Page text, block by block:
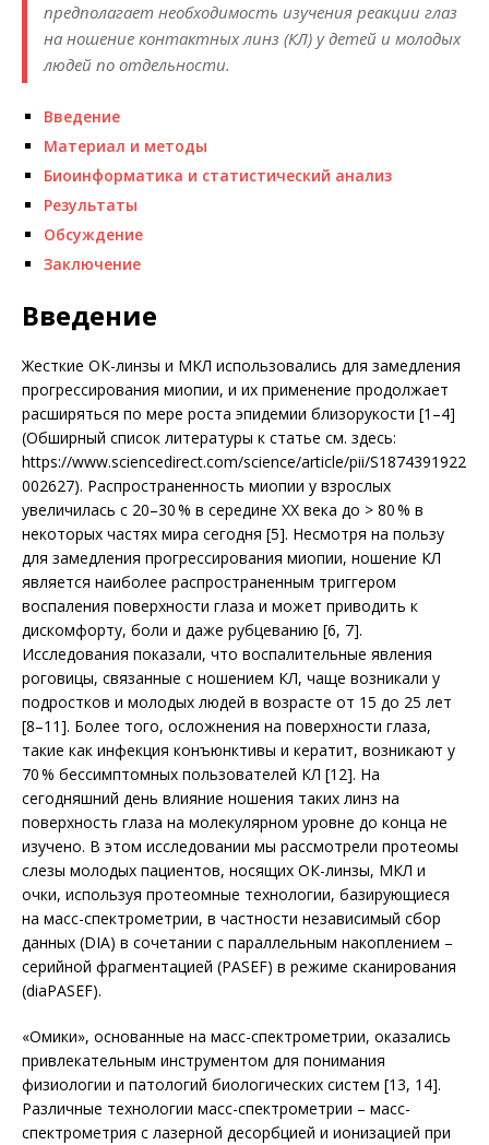
предполагает необходимость изучения реакции глаз
на ношение контактных линз (КЛ) у детей и молодых
людей по отдельности.
Введение
Материал и методы
Биоинформатика и статистический анализ
Результаты
Обсуждение
Заключение
Введение
Жесткие ОК-линзы и МКЛ использовались для замедления
прогрессирования миопии, и их применение продолжает
расширяться по мере роста эпидемии близорукости [1–4]
(Обширный список литературы к статье см. здесь:
https://www.sciencedirect.com/science/article/pii/S1874391922
002627). Распространенность миопии у взрослых
увеличилась с 20–30 % в середине XX века до > 80 % в
некоторых частях мира сегодня [5]. Несмотря на пользу
для замедления прогрессирования миопии, ношение КЛ
является наиболее распространенным триггером
воспаления поверхности глаза и может приводить к
дискомфорту, боли и даже рубцеванию [6, 7].
Исследования показали, что воспалительные явления
роговицы, связанные с ношением КЛ, чаще возникали у
подростков и молодых людей в возрасте от 15 до 25 лет
[8–11]. Более того, осложнения на поверхности глаза,
такие как инфекция конъюнктивы и кератит, возникают у
70 % бессимптомных пользователей КЛ [12]. На
сегодняшний день влияние ношения таких линз на
поверхность глаза на молекулярном уровне до конца не
изучено. В этом исследовании мы рассмотрели протеомы
слезы молодых пациентов, носящих ОК-линзы, МКЛ и
очки, используя протеомные технологии, базирующиеся
на масс-спектрометрии, в частности независимый сбор
данных (DIA) в сочетании с параллельным накоплением –
серийной фрагментацией (PASEF) в режиме сканирования
(diaPASEF).
«Омики», основанные на масс-спектрометрии, оказались
привлекательным инструментом для понимания
физиологии и патологий биологических систем [13, 14].
Различные технологии масс-спектрометрии – масс-
спектрометрия с лазерной десорбцией и ионизацией при